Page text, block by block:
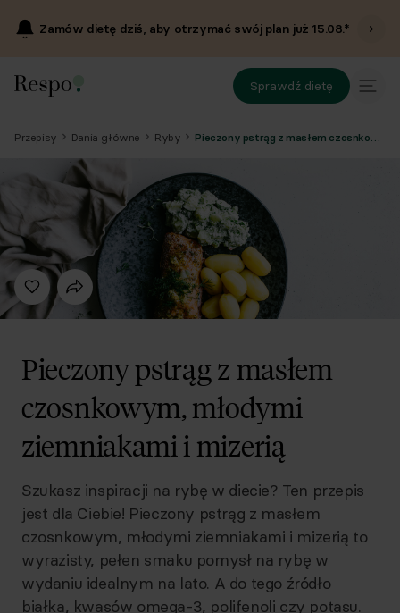
Zamów dietę dziś, aby otrzymać swój plan już15.08.*
Sprawdź dietę
Przepisy Dania główne Ryby
Pieczony pstrąg z masłem
czosnkowym, młodymi
ziemniakami i mizerią
Szukasz inspiracji na rybę w diecie? Ten przepis
jest dla Ciebie! Pieczony pstrąg z masłem
czosnkowym, młodymi ziemniakami i mizerią to
wyrazisty, pełen smaku pomysł na rybę w
wydaniu idealnym na lato. A do tego źródło
białka, kwasów omega-3, polifenoli czy potasu.